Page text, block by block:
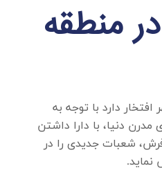
منطقه
افتخار دارد با توجه به
دنیا، با دارا داشتن
شعبات جدیدی را در
نماید.